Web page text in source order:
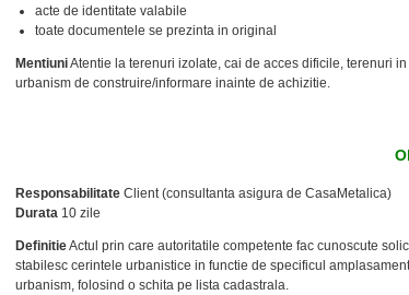
acte de identitate valabile
toate documentele se prezinta in original
MentiuniAtentie la terenuri izolate, cai de acces dificile, terenuri
urbanism de construire/informare inainte de achizitie.
Responsabilitate Client (consultanta asigura de CasaMetalica)
Durata 10 zile
DefinitieActul prin care autoritatile competente fac cunoscute
stabilesc cerintele urbanistice in functie de specificul
urbanism, folosind o schita pe lista cadastrala.